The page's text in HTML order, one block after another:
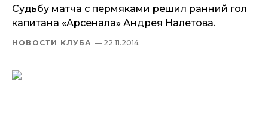
Судьбу матча с пермяками решил ранний гол
капитана «Арсенала» Андрея Налетова.
НОВОСТИ КЛУБА — 22.11.2014